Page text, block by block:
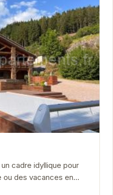
cadre idyllique pour
ou des vacances en
chaleureuse et ses...